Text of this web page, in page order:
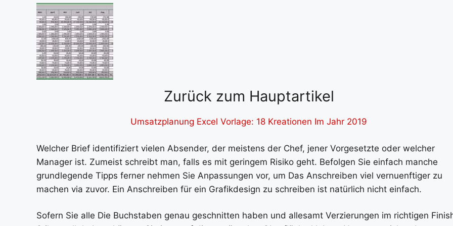
Zurück zum Hauptartikel
Umsatzplanung Excel Vorlage: 18 Kreationen Im Jahr 2019
Welcher Brief identifiziert vielen Absender, der meistens der Chef, jener Vorgesetzte oder welcher
Manager ist. Zumeist schreibt man, falls es mit geringem Risiko geht. Befolgen Sie einfach manche
grundlegende Tipps ferner nehmen Sie Anpassungen vor, um Das Anschreiben viel vernuenftiger zu
machen via zuvor. Ein Anschreiben für ein Grafikdesign zu schreiben ist natürlich nicht einfach.
Sofern Sie alle Die Buchstaben genau geschnitten haben und allesamt Verzierungen im richtigen